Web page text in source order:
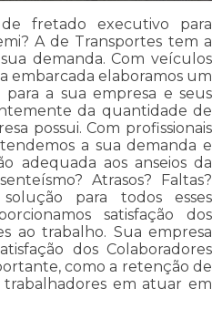
fretado executivo para
A de Transportes tem a
demanda. Com veículos
embarcada elaboramos um
a sua empresa e seus
da quantidade de
possui. Com profissionais
a sua demanda e
adequada aos anseios da
Atrasos? Faltas?
para todos esses
satisfação dos
ao trabalho. Sua empresa
dos Colaboradores
como a retenção de
em atuar em